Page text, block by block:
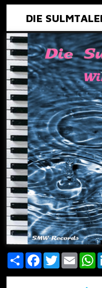
DIE
Share FacebookTwitterEmail